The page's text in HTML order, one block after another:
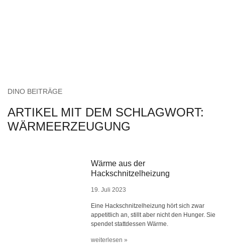
DINO BEITRÄGE
ARTIKEL MIT DEM SCHLAGWORT:
WÄRMEERZEUGUNG
Wärme aus der
Hackschnitzelheizung
19. Juli 2023
Eine Hackschnitzelheizung hört sich zwar
appetitlich an, stillt aber nicht den Hunger. Sie
spendet stattdessen Wärme.
weiterlesen »